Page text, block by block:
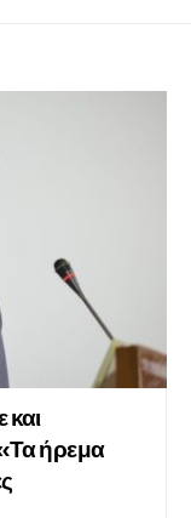
ήρεμα